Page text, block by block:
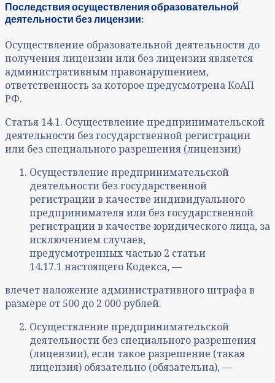
Последствия осуществления образовательной
деятельности без лицензии:
Осуществление образовательной деятельности до
получения лицензии или без лицензии является
административным правонарушением,
ответственность за которое предусмотрена КоАП
РФ.
Статья 14.1. Осуществление предпринимательской
деятельности без государственной регистрации
или без специального разрешения (лицензии)
Осуществление предпринимательской
деятельности без государственной
регистрации в качестве индивидуального
предпринимателя или без государственной
регистрации в качестве юридического лица, за
исключением случаев,
предусмотренных частью 2 статьи
14.17.1 настоящего Кодекса, —
влечет наложение административного штрафа в
размере от 500 до 2 000 рублей.
Осуществление предпринимательской
деятельности без специального разрешения
(лицензии), если такое разрешение (такая
лицензия) обязательно (обязательна), —